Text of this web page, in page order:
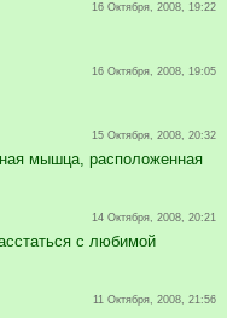
16 Октября, 2008, 19:22
16 Октября, 2008, 19:05
15 Октября, 2008, 20:32
мышца, расположенная
14 Октября, 2008, 20:21
с любимой
11 Октября, 2008, 21:56